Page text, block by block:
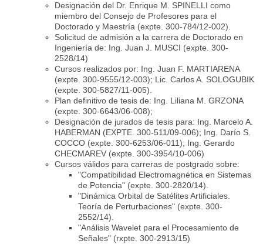
Designación del Dr. Enrique M. SPINELLI como
miembro del Consejo de Profesores para el
Doctorado y Maestría (expte. 300-784/12-002).
Solicitud de admisión a la carrera de Doctorado en
Ingeniería de: Ing. Juan J. MUSCI (expte. 300-
2528/14)
Cursos realizados por: Ing. Juan F. MARTIARENA
(expte. 300-9555/12-003); Lic. Carlos A. SOLOGUBIK
(expte. 300-5827/11-005).
Plan definitivo de tesis de: Ing. Liliana M. GRZONA
(expte. 300-6643/06-008);
Designación de jurados de tesis para: Ing. Marcelo A.
HABERMAN (EXPTE. 300-511/09-006); Ing. Darío S.
COCCO (expte. 300-6253/06-011); Ing. Gerardo
CHECMAREV (expte. 300-3954/10-006)
Cursos válidos para carreras de postgrado sobre:
"Compatibilidad Electromagnética en Sistemas
de Potencia" (expte. 300-2820/14).
"Dinámica Orbital de Satélites Artificiales.
Teoría de Perturbaciones" (expte. 300-
2552/14).
"Análisis Wavelet para el Procesamiento de
Señales" (rxpte. 300-2913/15)